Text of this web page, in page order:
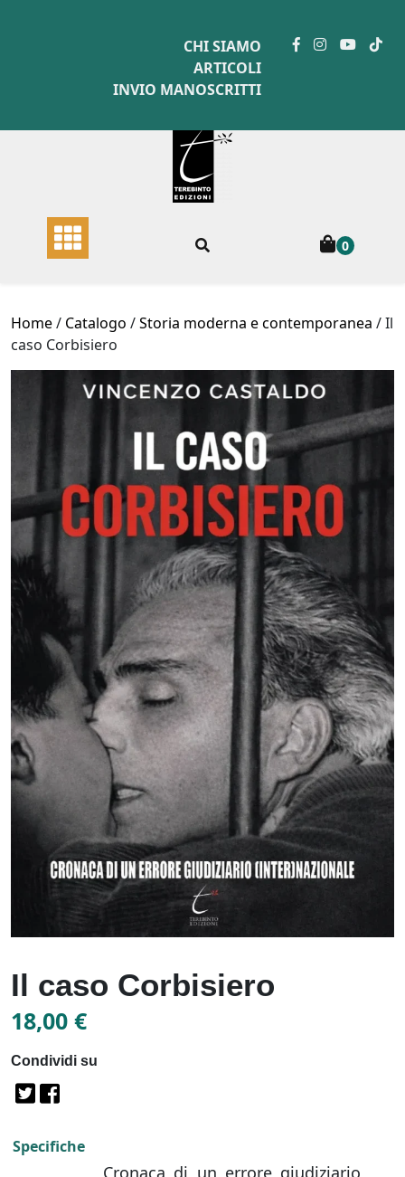
CHI SIAMO
ARTICOLI
INVIO MANOSCRITTI
0
Home/ Catalogo /Storia moderna e contemporanea / Il
caso Corbisiero
Il caso Corbisiero
18,00 €
Condividi su
Specifiche
Cronaca di un errore giudiziario